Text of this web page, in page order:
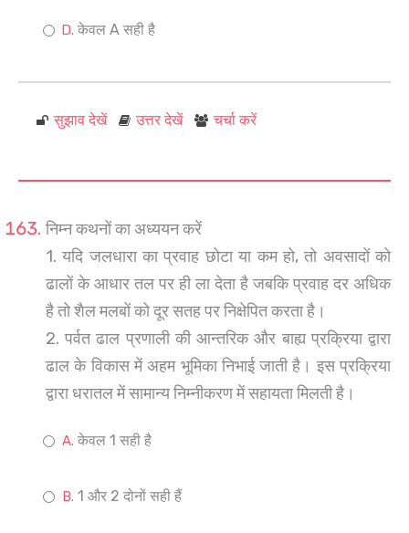
केवल A सही है
सुझाव देखें उत्तर देखें चर्चा करें
निम्न कथनों का अध्ययन करें
1. यदि जलधारा का प्रवाह छोटा या कम हो, तो अवसादों को
ढालों के आधार तल पर ही ला देता है जबकि प्रवाह दर अधिक
है तो शैल मलबों को दूर सतह पर निक्षेपित करता है।
2. पर्वत ढाल प्रणाली की आन्तरिक और बाह्य प्रक्रिया द्वारा
ढाल के विकास में अहम भूमिका निभाई जाती है। इस प्रक्रिया
द्वारा धरातल में सामान्य निम्नीकरण में सहायता मिलती है।
केवल 1 सही है
1 और 2 दोनों सही हैं